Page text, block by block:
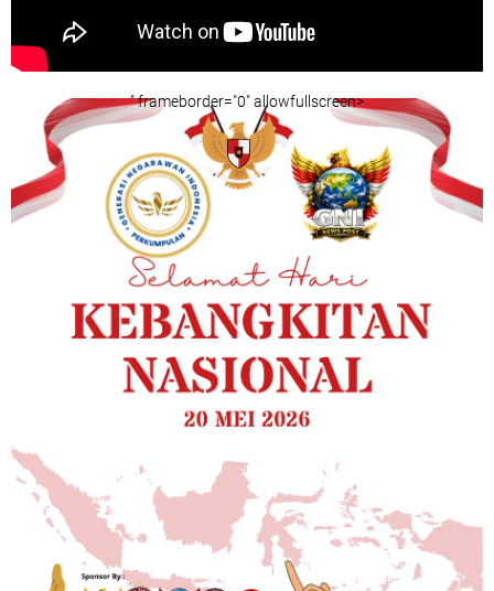
" frameborder="0" allowfullscreen>